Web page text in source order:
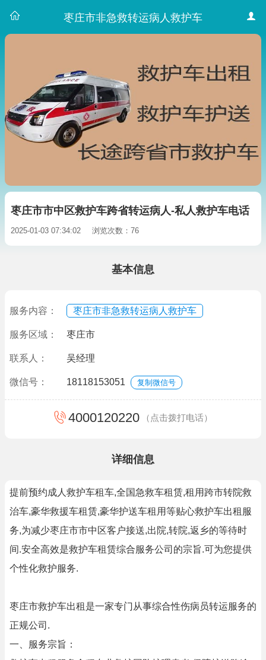
枣庄市非急救转运病人救护车
枣庄市市中区救护车跨省转运病人-私人救护车电话
2025-01-03 07:34:02 浏览次数：76
基本信息
服务内容： 枣庄市非急救转运病人救护车
服务区域： 枣庄市
联系人： 吴经理
微信号： 18118153051 复制微信号
4000120220 （点击拨打电话）
详细信息
提前预约成人救护车租车,全国急救车租赁,租用跨市转院救
治车,豪华救援车租赁,豪华护送车租用等贴心救护车出租服
务,为减少枣庄市市中区客户接送,出院,转院,返乡的等待时
间.安全高效是救护车租赁综合服务公司的宗旨.可为您提供
个性化救护服务.
枣庄市救护车出租是一家专门从事综合性伤病员转运服务的
正规公司.
一、服务宗旨：